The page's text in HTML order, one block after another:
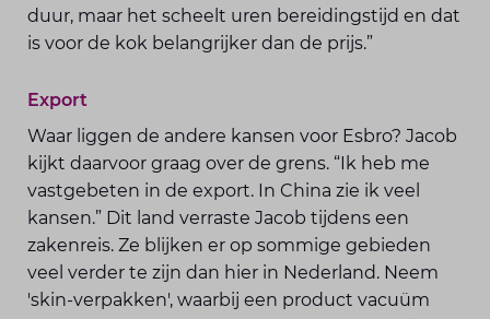
duur, maar het scheelt uren bereidingstijd en dat
is voor de kok belangrijker dan de prijs.”
Export
Waar liggen de andere kansen voor Esbro? Jacob
kijkt daarvoor graag over de grens. “Ik heb me
vastgebeten in de export. In China zie ik veel
kansen.” Dit land verraste Jacob tijdens een
zaken­reis. Ze blijken er op sommige gebieden
veel verder te zijn dan hier in Neder­land. Neem
'skin-verpakken', waarbij een product vacuüm